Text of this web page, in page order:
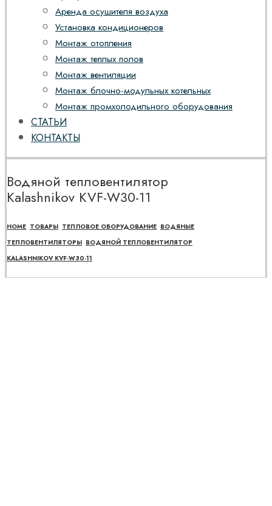
Аренда осушителя воздуха
Установка кондиционеров
Монтаж отопления
Монтаж теплых полов
Монтаж вентиляции
Монтаж блочно-модульных котельных
Монтаж промхолодильного оборудования
СТАТЬИ
КОНТАКТЫ
Водяной тепловентилятор
Kalashnikov KVF-W30-11
HOME ТОВАРЫ ТЕПЛОВОЕ ОБОРУДОВАНИЕ ВОДЯНЫЕ
ТЕПЛОВЕНТИЛЯТОРЫ ВОДЯНОЙ ТЕПЛОВЕНТИЛЯТОР
KALASHNIKOV KVF-W30-11